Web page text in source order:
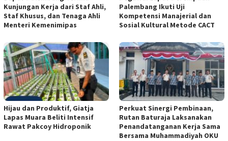
Kunjungan Kerja dari Staf Ahli,
Staf Khusus, dan Tenaga Ahli
Menteri Kemenimipas
Palembang Ikuti Uji
Kompetensi Manajerial dan
Sosial Kultural Metode CACT
Hijau dan Produktif, Giatja
Lapas Muara Beliti Intensif
Rawat Pakcoy Hidroponik
Perkuat Sinergi Pembinaan,
Rutan Baturaja Laksanakan
Penandatanganan Kerja Sama
Bersama Muhammadiyah OKU